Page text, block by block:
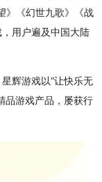
》《幻世九歌》《战
用户遍及中国大陆
辉游戏以“让快乐无
品游戏产品，屡获行